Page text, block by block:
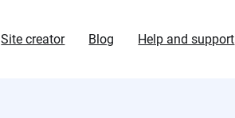
Site creator Blog Help and support